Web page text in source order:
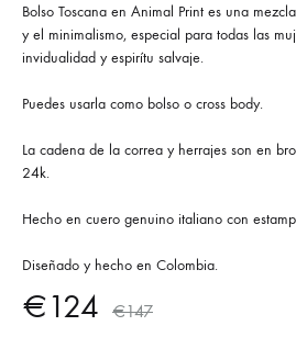
Bolso Toscana en Animal Print es una
y el minimalismo, especial para todas las
invidualidad y espirítu salvaje.
Puedes usarla como bolso o cross body.
La cadena de la correa y herrajes son en
24k.
Hecho en cuero genuino italiano con
Diseñado y hecho en Colombia.
€124 €147